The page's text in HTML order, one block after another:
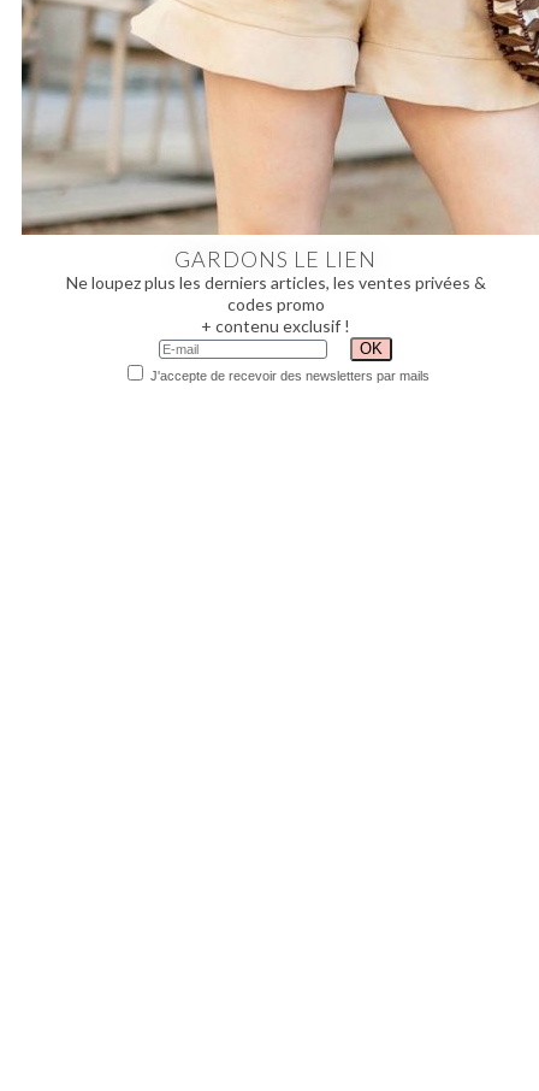
GARDONS LE LIEN
Ne loupez plus les derniers articles, les ventes privées &
codes promo
+ contenu exclusif !
J'accepte de recevoir des newsletters par mails